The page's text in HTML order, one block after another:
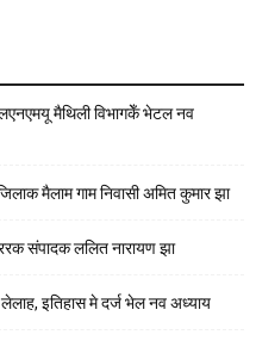
मैथिली विभागकेँ भेटल नव
मैलाम गाम निवासी अमित कुमार झा
संपादक ललित नारायण झा
इतिहास मे दर्ज भेल नव अध्याय